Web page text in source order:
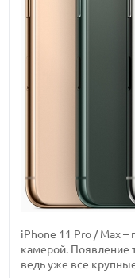
iPhone 11 Pro / Max
камерой. Появление
ведь уже все